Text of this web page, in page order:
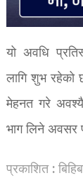
यो अवधि
लागि शुभ रहेको
मेहनत गरे अवश्यै
भाग लिने अवसर
प्रकाशित :